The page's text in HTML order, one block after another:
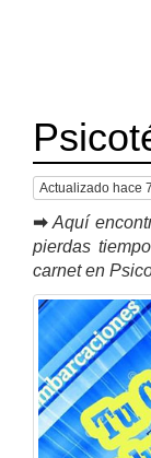
Actualizado hace
➡ Aquí
pierdas
carnet en